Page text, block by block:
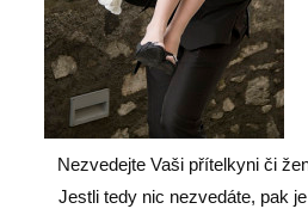
Nezvedejte Vaši přítelkyni či
Jestli tedy nic nezvedáte, pak